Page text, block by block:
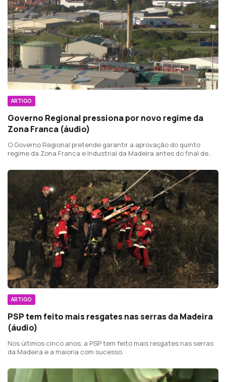
ARTIGO
Governo Regional pressiona por novo regime da
Zona Franca (áudio)
O Governo Regional pretende garantir a aprovação do quinto
regime da Zona Franca e Industrial da Madeira antes do final de
ARTIGO
PSP tem feito mais resgates nas serras da Madeira
(áudio)
Nos últimos cinco anos, a PSP tem feito mais resgates nas serras
da Madeira e a maioria com sucesso.